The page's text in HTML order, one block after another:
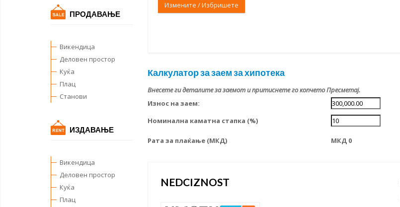
ПРОДАВАЊЕ
Викендица
Деловен простор
Куќа
Плац
Станови
ИЗДАВАЊЕ
Викендица
Деловен простор
Куќа
Плац
Измените / Избришете
Калкулатор за заем за хипотека
Внесете ги деталите за заемот и притиснете го копчето Пресметај.
Износ на заем:
Номинална каматна стапка (%)
Рата за плаќање (МКД) МКД 0
NEDCIZNOST